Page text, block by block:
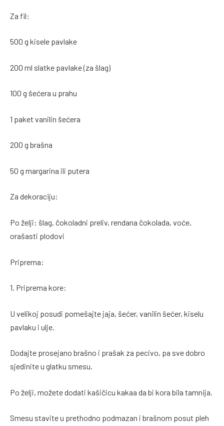
Za fil:
500 g kisele pavlake
200 ml slatke pavlake (za šlag)
100 g šećera u prahu
1 paket vanilin šećera
200 g brašna
50 g margarina ili putera
Za dekoraciju:
Po želji: šlag, čokoladni preliv, rendana čokolada, voće,
orašasti plodovi
Priprema:
1. Priprema kore:
U velikoj posudi pomešajte jaja, šećer, vanilin šećer, kiselu
pavlaku i ulje.
Dodajte prosejano brašno i prašak za pecivo, pa sve dobro
sjedinite u glatku smesu.
Po želji, možete dodati kašičicu kakaa da bi kora bila tamnija.
Smesu stavite u prethodno podmazan i brašnom posut pleh